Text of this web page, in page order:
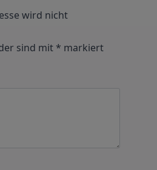
wird nicht
sind mit* markiert